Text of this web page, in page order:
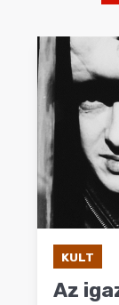
INTERJÚK
PREMIEREK
KULT
MÁSVILÁG
BLOG
KULT
Az